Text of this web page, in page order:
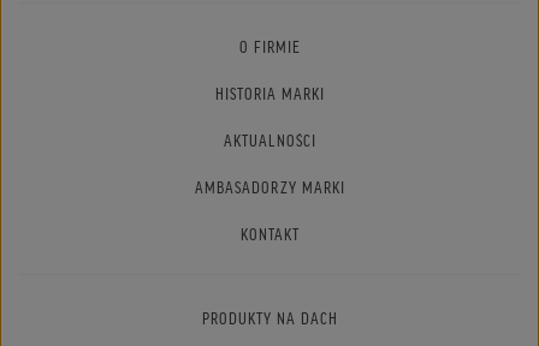
O FIRMIE
HISTORIA MARKI
AKTUALNOŚCI
AMBASADORZY MARKI
KONTAKT
PRODUKTY NA DACH